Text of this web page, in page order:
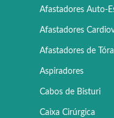
Afastadores Auto-
Afastadores
Afastadores de
Aspiradores
Cabos de Bisturi
Caixa Cirúrgica